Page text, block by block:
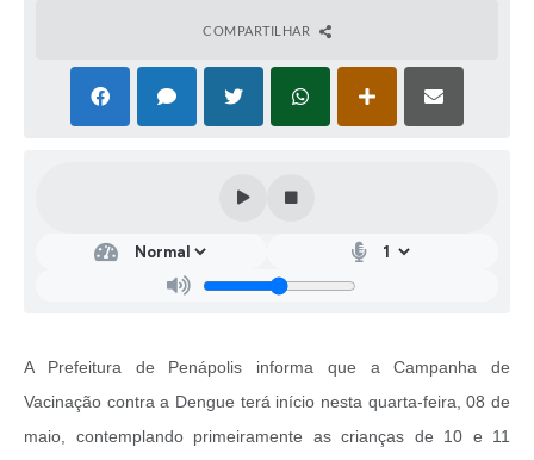
COMPARTILHAR
A Prefeitura de Penápolis informa que a Campanha de
Vacinação contra a Dengue terá início nesta quarta-feira, 08 de
maio, contemplando primeiramente as crianças de 10 e 11